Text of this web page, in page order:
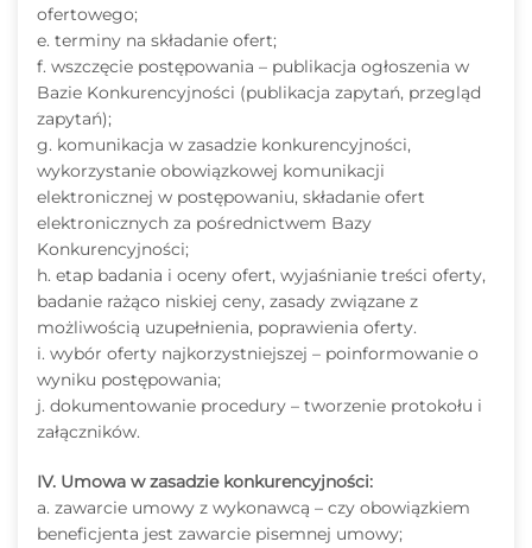
ofertowego;
e. terminy na składanie ofert;
f. wszczęcie postępowania – publikacja ogłoszenia w
Bazie Konkurencyjności (publikacja zapytań, przegląd
zapytań);
g. komunikacja w zasadzie konkurencyjności,
wykorzystanie obowiązkowej komunikacji
elektronicznej w postępowaniu, składanie ofert
elektronicznych za pośrednictwem Bazy
Konkurencyjności;
h. etap badania i oceny ofert, wyjaśnianie treści oferty,
badanie rażąco niskiej ceny, zasady związane z
możliwością uzupełnienia, poprawienia oferty.
i. wybór oferty najkorzystniejszej – poinformowanie o
wyniku postępowania;
j. dokumentowanie procedury – tworzenie protokołu i
załączników.
IV. Umowa w zasadzie konkurencyjności:
a. zawarcie umowy z wykonawcą – czy obowiązkiem
beneficjenta jest zawarcie pisemnej umowy;